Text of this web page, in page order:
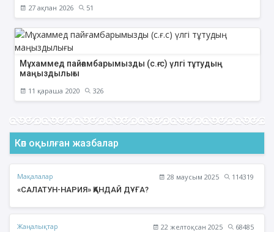
27 ақпан 2026 51
Мұхаммед пайғамбарымызды (с.ғ.с) үлгі тұтудың
маңыздылығы
11 қараша 2020 326
Көп оқылған жазбалар
Мақалалар 28 маусым 2025
114319
«САЛАТУН-НАРИЯ» ҚАНДАЙ ДҰҒА?
Жаңалықтар 22 желтоқсан 2025
68485